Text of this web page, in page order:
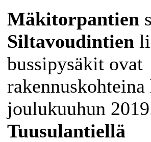
Mäkitorpantien
Siltavoudintien
bussipysäkit ovat
joulukuuhun
Tuusulantiellä